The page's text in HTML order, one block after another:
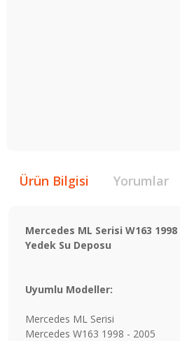
Ürün Bilgisi Yorumlar
Mercedes ML Serisi W163
Yedek Su Deposu
Uyumlu Modeller:
Mercedes ML Serisi
Mercedes W163 1998 - 2005